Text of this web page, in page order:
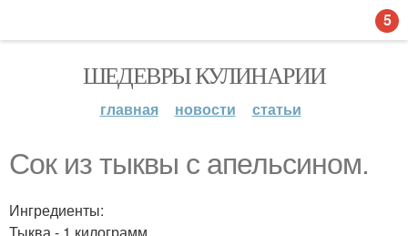
ШЕДЕВРЫ КУЛИНАРИИ
главная новости статьи
Сок из тыквы с апельсином.
Ингредиенты:
5